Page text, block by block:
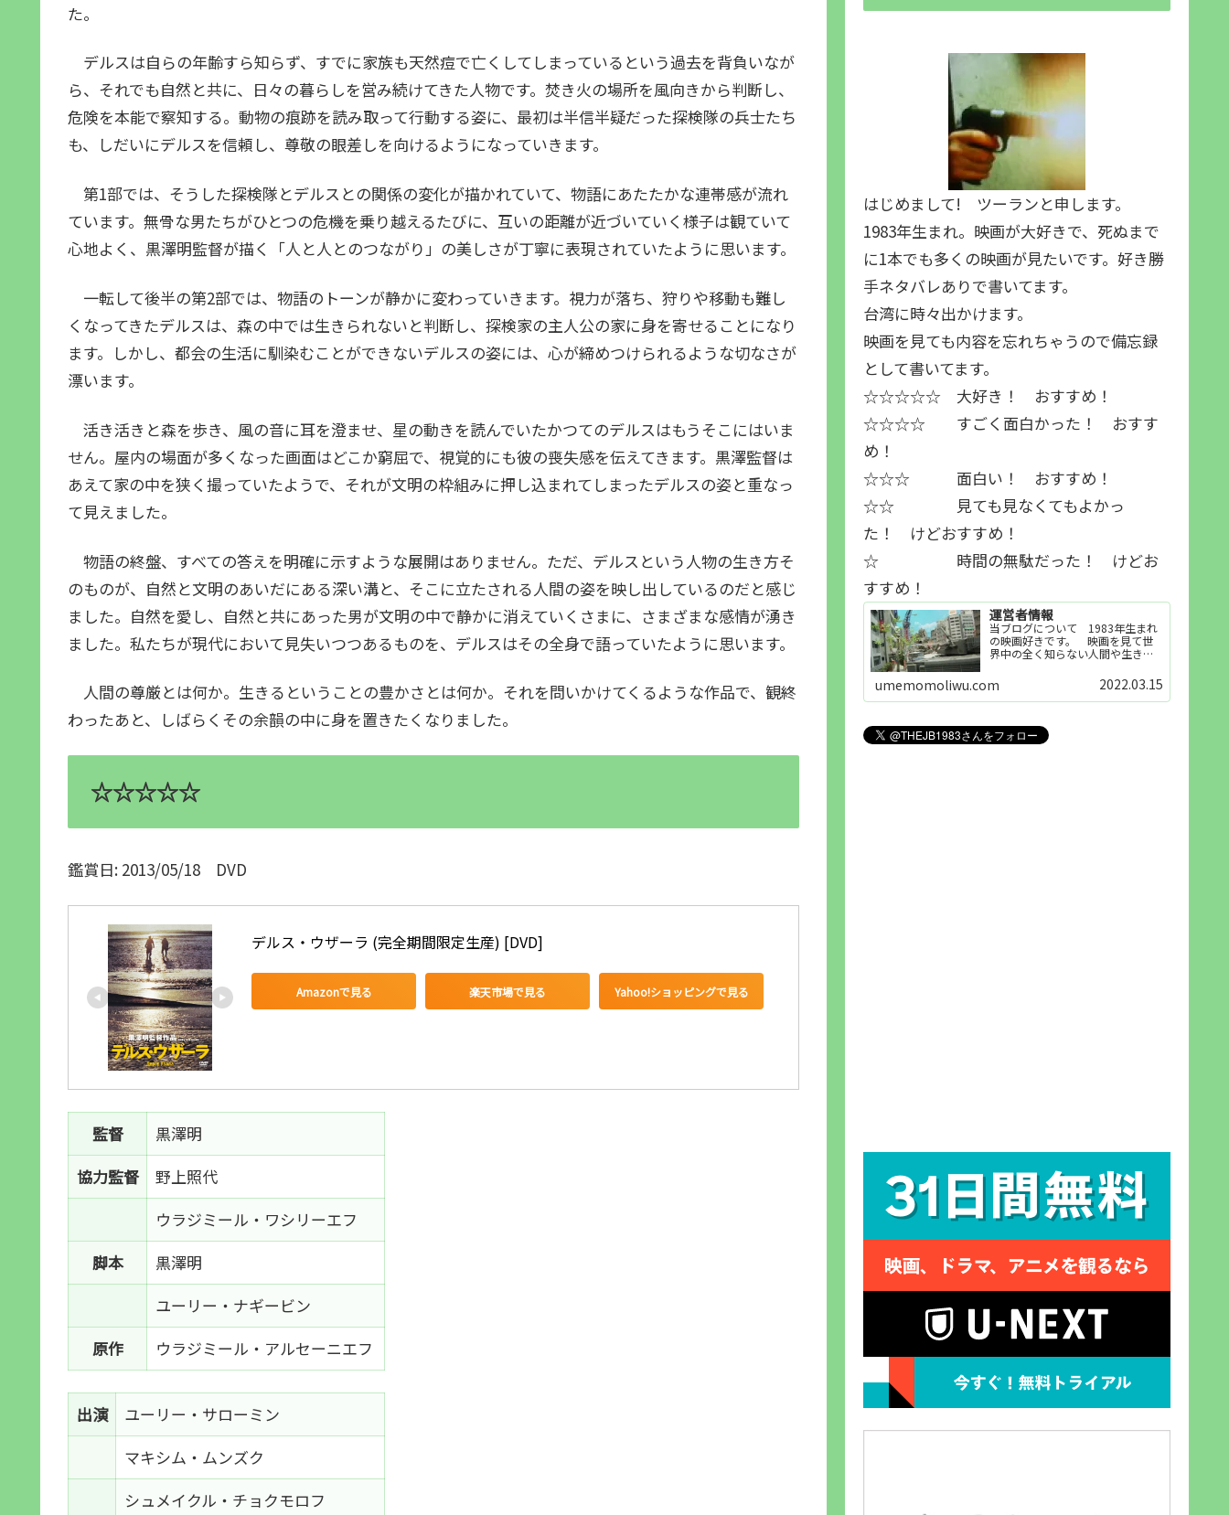
た。
デルスは自らの年齢すら知らず、すでに家族も天然痘で亡くしてしまっているという過去を背負いなが
ら、それでも自然と共に、日々の暮らしを営み続けてきた人物です。焚き火の場所を風向きから判断し、
危険を本能で察知する。動物の痕跡を読み取って行動する姿に、最初は半信半疑だった探検隊の兵士たち
も、しだいにデルスを信頼し、尊敬の眼差しを向けるようになっていきます。
第1部では、そうした探検隊とデルスとの関係の変化が描かれていて、物語にあたたかな連帯感が流れ
ています。無骨な男たちがひとつの危機を乗り越えるたびに、互いの距離が近づいていく様子は観ていて
心地よく、黒澤明監督が描く「人と人とのつながり」の美しさが丁寧に表現されていたように思います。
一転して後半の第2部では、物語のトーンが静かに変わっていきます。視力が落ち、狩りや移動も難し
くなってきたデルスは、森の中では生きられないと判断し、探検家の主人公の家に身を寄せることになり
ます。しかし、都会の生活に馴染むことができないデルスの姿には、心が締めつけられるような切なさが
漂います。
活き活きと森を歩き、風の音に耳を澄ませ、星の動きを読んでいたかつてのデルスはもうそこにはいま
せん。屋内の場面が多くなった画面はどこか窮屈で、視覚的にも彼の喪失感を伝えてきます。黒澤監督は
あえて家の中を狭く撮っていたようで、それが文明の枠組みに押し込まれてしまったデルスの姿と重なっ
て見えました。
物語の終盤、すべての答えを明確に示すような展開はありません。ただ、デルスという人物の生き方そ
のものが、自然と文明のあいだにある深い溝と、そこに立たされる人間の姿を映し出しているのだと感じ
ました。自然を愛し、自然と共にあった男が文明の中で静かに消えていくさまに、さまざまな感情が湧き
ました。私たちが現代において見失いつつあるものを、デルスはその全身で語っていたように思います。
人間の尊厳とは何か。生きるということの豊かさとは何か。それを問いかけてくるような作品で、観終
わったあと、しばらくその余韻の中に身を置きたくなりました。
☆☆☆☆☆
鑑賞日: 2013/05/18 DVD
デルス・ウザーラ (完全期間限定生産) [DVD]
Amazonで見る 楽天市場で見る Yahoo!ショッピングで見る
監督
黒澤明
協力監督
野上照代
ウラジミール・ワシリーエフ
脚本
黒澤明
ユーリー・ナギービン
原作
ウラジミール・アルセーニエフ
出演
ユーリー・サローミン
マキシム・ムンズク
シュメイクル・チョクモロフ
はじめまして! ツーランと申します。
1983年生まれ。映画が大好きで、死ぬまで
に1本でも多くの映画が見たいです。好き勝
手ネタバレありで書いてます。
台湾に時々出かけます。
映画を見ても内容を忘れちゃうので備忘録
として書いてます。
☆☆☆☆☆ 大好き！ おすすめ！
☆☆☆☆ すごく面白かった！ おすす
め！
☆☆☆ 面白い！ おすすめ！
☆☆ 見ても見なくてもよかっ
た！ けどおすすめ！
☆ 時間の無駄だった！ けどお
すすめ！
運営者情報
当ブログについて 1983年生まれ
の映画好きです。 映画を見て世
界中の全く知らない人間や生き物
世界知らない世界に触れることが
好きで映画を見てます。「映画を
見られれば幸福度を高い」とわか
umemomoliwu.com 2022.03.15